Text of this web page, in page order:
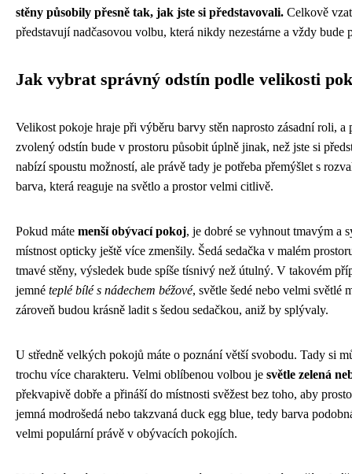
stěny působily přesně tak, jak jste si představovali. Celkově
představují nadčasovou volbu, která nikdy nezestárne a vždy bude
Jak vybrat správný odstín podle velikosti
Velikost pokoje hraje při výběru barvy stěn naprosto zásadní roli, a
zvolený odstín bude v prostoru působit úplně jinak, než jste si
nabízí spoustu možností, ale právě tady je potřeba přemýšlet s
barva, která reaguje na světlo a prostor velmi citlivě.
Pokud máte menší obývací pokoj, je dobré se vyhnout tmavým a
místnost opticky ještě více zmenšily. Šedá sedačka v malém
tmavé stěny, výsledek bude spíše tísnivý než útulný. V takovém
jemné teplé bílé s nádechem béžové, světle šedé nebo velmi světlé
zároveň budou krásně ladit s šedou sedačkou, aniž by splývaly.
U středně velkých pokojů máte o poznání větší svobodu. Tady si
trochu více charakteru. Velmi oblíbenou volbou je světle zelená
překvapivě dobře a přináší do místnosti svěžest bez toho, aby
jemná modrošedá nebo takzvaná duck egg blue, tedy barva
velmi populární právě v obývacích pokojích.